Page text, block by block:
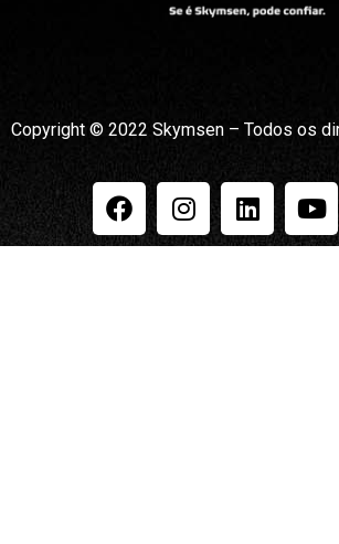
Copyright © 2022 Skymsen – Todos os